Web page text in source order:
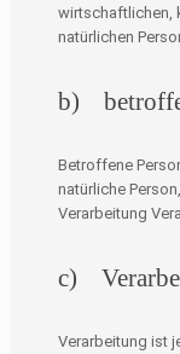
wirtschaftlichen,
natürlichen
b)
Betroffene
natürliche
Verarbeitung
c)
Verarbeitung ist